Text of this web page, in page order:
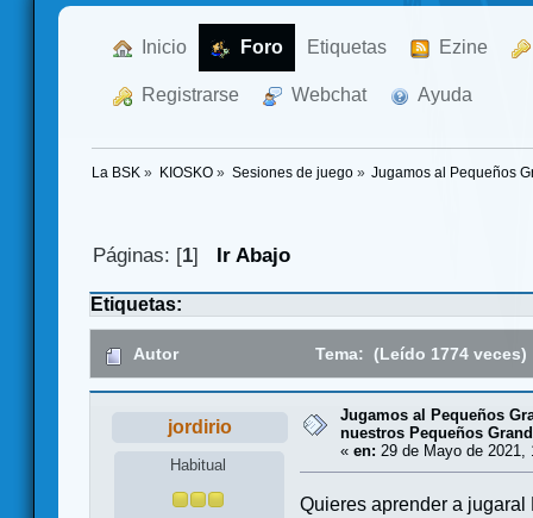
Inicio Foro Etiquetas Ezine
Registrarse Webchat Ayuda
La BSK » KIOSKO» Sesiones de juego» Jugamos al Pequeños
Páginas: [1] Ir Abajo
Etiquetas:
Autor Tema: (Leído 1774 veces)
jordirio
Habitual
Jugamos al Pequeños
nuestros Pequeños
« en: 29 de Mayo de 2021,
Quieres aprender a